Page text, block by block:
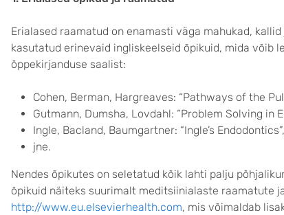
Erialased raamatud on enamasti väga mahukad,
kasutatud erinevaid ingliskeelseid õpikuid, mida võib
õppekirjanduse saalist:
Cohen, Berman, Hargreaves: “Pathways of the
Gutmann, Dumsha, Lovdahl: “Problem Solving in
Ingle, Bacland, Baumgartner: “Ingle’s
jne.
Nendes õpikutes on seletatud kõik lahti palju
õpikuid näiteks suurimalt meditsiinialaste raamatute
http://www.eu.elsevierhealth.com, mis võimaldab